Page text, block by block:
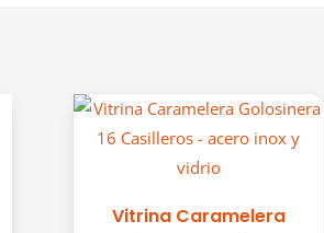
Vitrina Caramelera